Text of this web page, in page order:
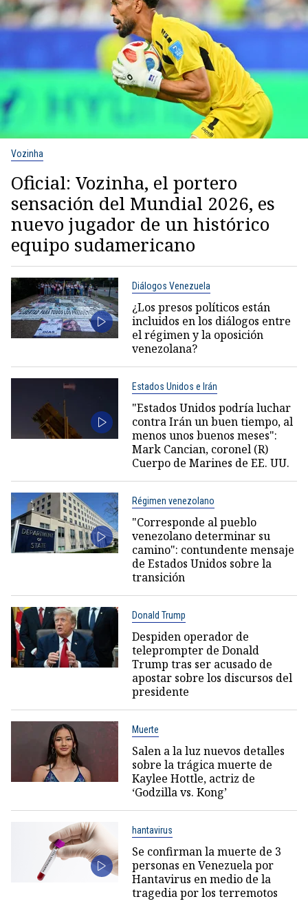
Vozinha
Oficial: Vozinha, el portero
sensación del Mundial 2026, es
nuevo jugador de un histórico
equipo sudamericano
Diálogos Venezuela
¿Los presos políticos están
incluidos en los diálogos entre
el régimen y la oposición
venezolana?
Estados Unidos e Irán
"Estados Unidos podría luchar
contra Irán un buen tiempo, al
menos unos buenos meses":
Mark Cancian, coronel (R)
Cuerpo de Marines de EE. UU.
Régimen venezolano
"Corresponde al pueblo
venezolano determinar su
camino": contundente mensaje
de Estados Unidos sobre la
transición
Donald Trump
Despiden operador de
teleprompter de Donald
Trump tras ser acusado de
apostar sobre los discursos del
presidente
Muerte
Salen a la luz nuevos detalles
sobre la trágica muerte de
Kaylee Hottle, actriz de
‘Godzilla vs. Kong’
hantavirus
Se confirman la muerte de 3
personas en Venezuela por
Hantavirus en medio de la
tragedia por los terremotos